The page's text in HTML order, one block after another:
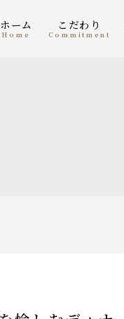
ホーム
home
こだわり
Commitment